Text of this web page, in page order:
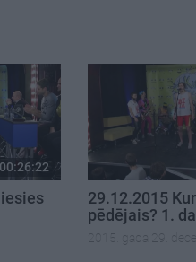
00:26:22
29.12.2015
pēdējais? 1.
2015. gada 29.